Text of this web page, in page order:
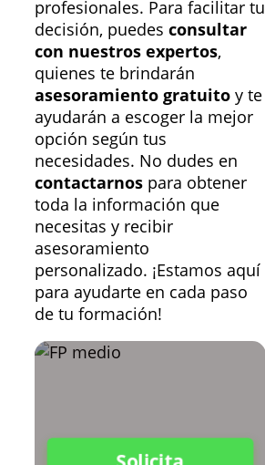
profesionales. Para facilitar tu
decisión, puedes consultar
con nuestros expertos,
quienes te brindarán
asesoramiento gratuito y te
ayudarán a escoger la mejor
opción según tus
necesidades. No dudes en
contactarnos para obtener
toda la información que
necesitas y recibir
asesoramiento
personalizado. ¡Estamos aquí
para ayudarte en cada paso
de tu formación!